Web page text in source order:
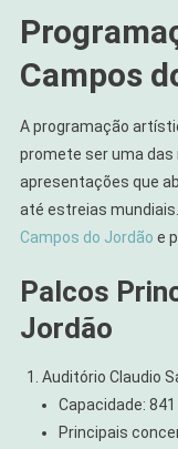
Campos
A programação
promete ser uma
apresentações que
até estreias
Campos do Jordão e
Palcos
Jordão
Auditório Claudio
Capacidade:
Principais